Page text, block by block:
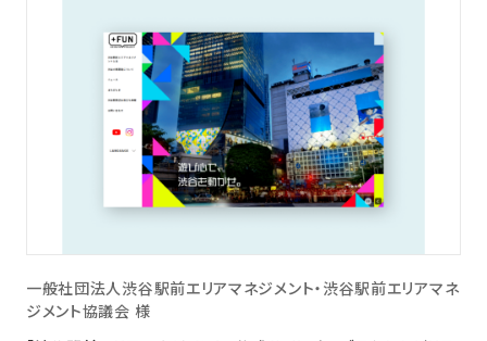
一般社団法人渋谷駅前エリアマネジメント・渋谷駅前エリアマネ
ジメント協議会 様